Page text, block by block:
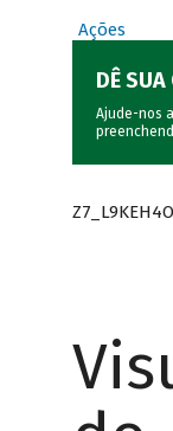
Ações
DÊ
Ajude-nos